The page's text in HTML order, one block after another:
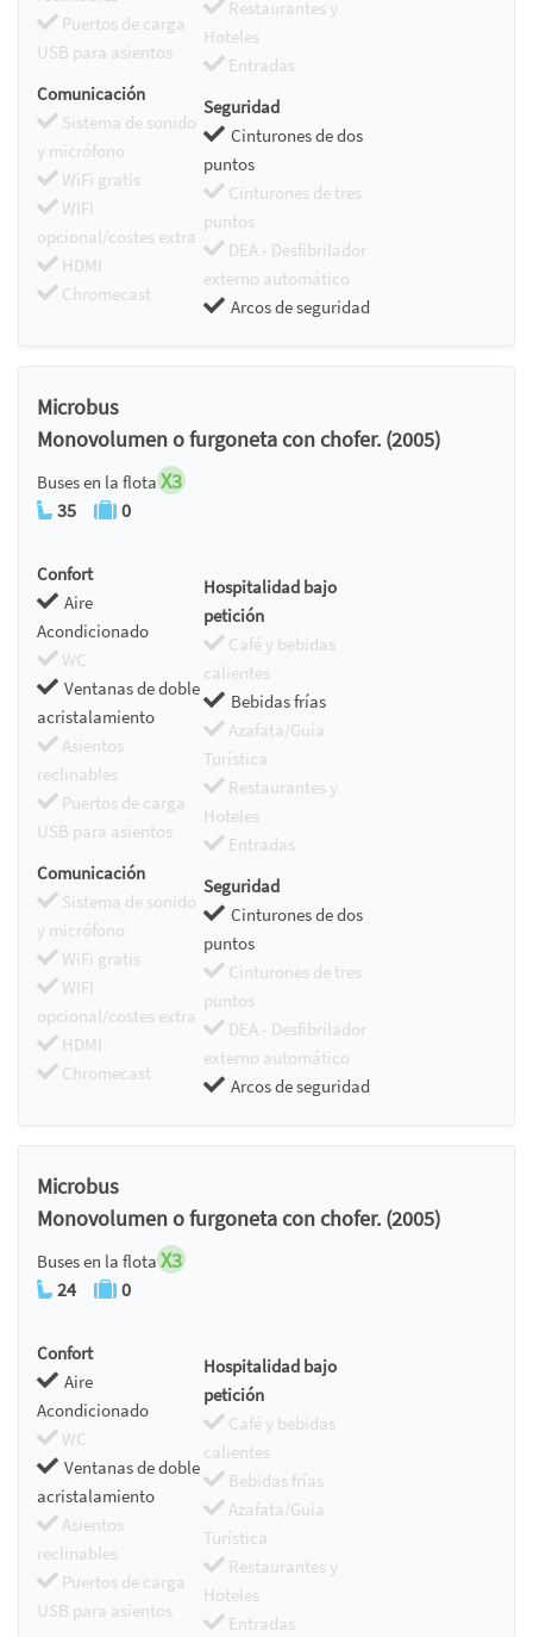
Puertos de carga
USB para asientos
Restaurantes y
Hoteles
Entradas
Comunicación
Sistema de sonido
y micrófono
WiFi gratis
WIFI
opcional/costes extra
HDMI
Chromecast
Seguridad
Cinturones de dos
puntos
Cinturones de tres
puntos
DEA - Desfibrilador
externo automático
Arcos de seguridad
Microbus
Monovolumen o furgoneta con chofer. (2005)
Buses en la flota X3
35 0
Confort
Aire
Acondicionado
WC
Ventanas de doble
acristalamiento
Asientos
reclinables
Puertos de carga
USB para asientos
Hospitalidad bajo
petición
Café y bebidas
calientes
Bebidas frías
Azafata/Guía
Turística
Restaurantes y
Hoteles
Entradas
Comunicación
Sistema de sonido
y micrófono
WiFi gratis
WIFI
opcional/costes extra
HDMI
Chromecast
Seguridad
Cinturones de dos
puntos
Cinturones de tres
puntos
DEA - Desfibrilador
externo automático
Arcos de seguridad
Microbus
Monovolumen o furgoneta con chofer. (2005)
Buses en la flota X3
24 0
Confort
Aire
Acondicionado
WC
Ventanas de doble
acristalamiento
Asientos
reclinables
Puertos de carga
USB para asientos
Hospitalidad bajo
petición
Café y bebidas
calientes
Bebidas frías
Azafata/Guía
Turística
Restaurantes y
Hoteles
Entradas